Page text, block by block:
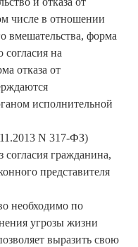
числе в отношении
вмешательства, форма
на
отказа от
исполнительной
N 317-ФЗ)
гражданина,
представителя
необходимо по
угрозы жизни
выразить свою